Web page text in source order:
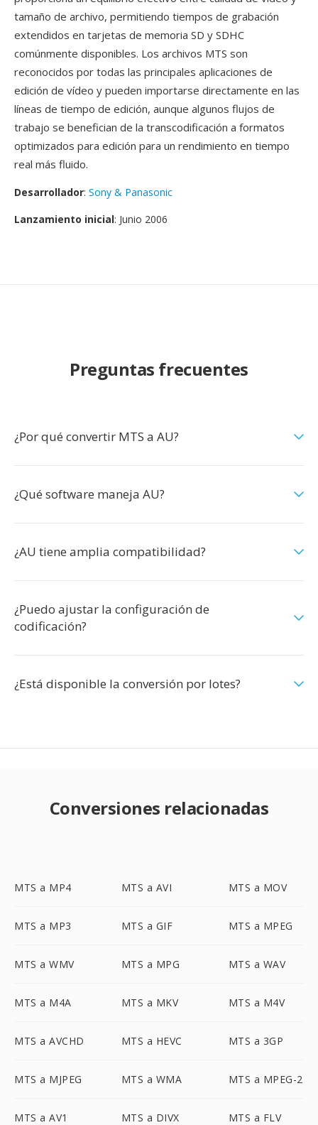
tamaño de archivo, permitiendo tiempos de grabación
extendidos en tarjetas de memoria SD y SDHC
comúnmente disponibles. Los archivos MTS son
reconocidos por todas las principales aplicaciones de
edición de vídeo y pueden importarse directamente en las
líneas de tiempo de edición, aunque algunos flujos de
trabajo se benefician de la transcodificación a formatos
optimizados para edición para un rendimiento en tiempo
real más fluido.
Desarrollador: Sony & Panasonic
Lanzamiento inicial: Junio 2006
Preguntas frecuentes
¿Por qué convertir MTS a AU?
¿Qué software maneja AU?
¿AU tiene amplia compatibilidad?
¿Puedo ajustar la configuración de
codificación?
¿Está disponible la conversión por lotes?
Conversiones relacionadas
MTS a MP4 MTS a AVI MTS a MOV
MTS a MP3 MTS a GIF MTS a MPEG
MTS a WMV MTS a MPG MTS a WAV
MTS a M4A MTS a MKV MTS a M4V
MTS a AVCHD MTS a HEVC MTS a 3GP
MTS a MJPEG MTS a WMA MTS a MPEG-2
MTS a AV1 MTS a DIVX MTS a FLV